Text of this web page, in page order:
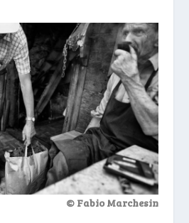
© Fabio Marchesin